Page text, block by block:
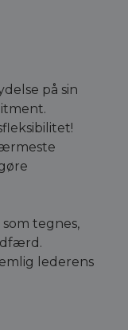
på sin
tegnes,
lederens